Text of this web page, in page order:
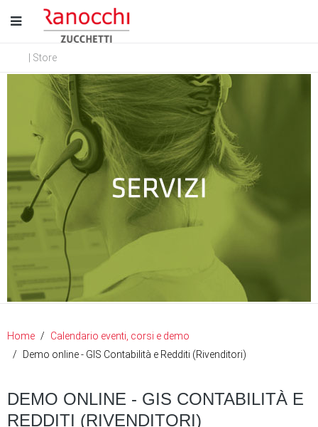
| Store
Home
Calendario eventi, corsi e demo
Demo online - GIS Contabilità e Redditi (Rivenditori)
DEMO ONLINE - GIS CONTABILITÀ E
REDDITI (RIVENDITORI)